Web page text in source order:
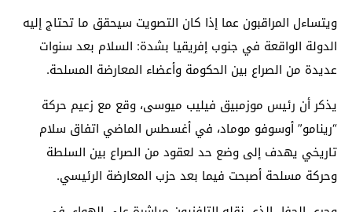
ويتساءل المراقبون عما إذا كان التصويت سيحقق ما تحتاج إليه
الدولة الواقعة في جنوب إفريقيا بشدة: السلام بعد سنوات
عديدة من الصراع بين الحكومة وأعضاء المعارضة المسلحة.
يذكر أن رئيس موزمبيق فيليب ميوسى، وقع مع زعيم حركة
“رينامو” أوسوفو موماد، في أغسطس الماضي اتفاق سلام
تاريخي يهدف إلى وضع حد لعقود من الصراع بين السلطة
وحركة مسلحة أصبحت فيما بعد حزب المعارضة الرئيسي.